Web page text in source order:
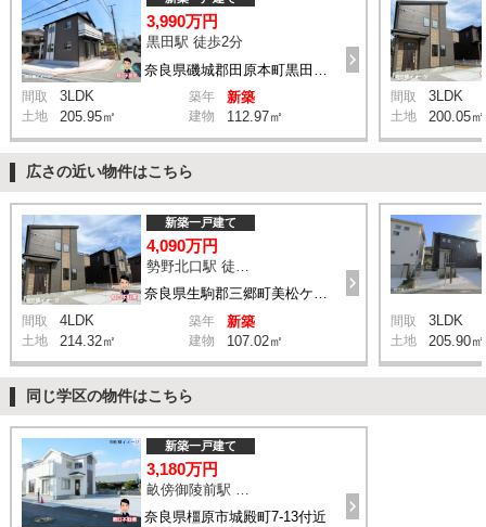
3,990万円
黒田駅 徒歩2分
間取 3LDK 築年 新築
土地 205.95㎡ 建物 112.97㎡
間取 3LDK
土地 200.05㎡
広さの近い物件はこちら
奈良県生駒郡三郷町美松ケ丘西2丁目8-11付近
新築一戸建て
4,090万円
間取 4LDK 築年 新築
土地 214.32㎡ 建物 107.02㎡
間取 3LDK
土地 205.90㎡
同じ学区の物件はこちら
奈良県橿原市城殿町7-13付近
新築一戸建て
3,180万円
畝傍御陵前駅 徒歩5分